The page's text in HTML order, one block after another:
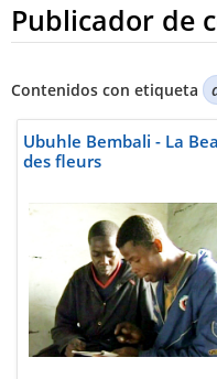
Publicador de
Contenidos con etiqueta
Ubuhle Bembali - La
des fleurs